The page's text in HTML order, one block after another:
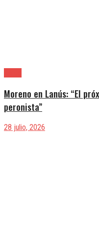
Moreno en Lanús: “El
peronista”
28 julio, 2026